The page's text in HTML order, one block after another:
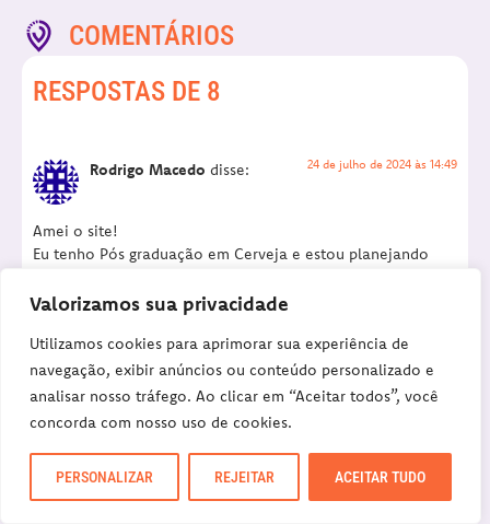
Valorizamos sua privacidade
Utilizamos cookies para aprimorar sua experiência de
navegação, exibir anúncios ou conteúdo personalizado e
analisar nosso tráfego. Ao clicar em “Aceitar todos”, você
concorda com nosso uso de cookies.
PERSONALIZAR REJEITAR ACEITAR TUDO
COMENTÁRIOS
RESPOSTAS DE 8
Rodrigo Macedo disse: 24 de julho de 2024 às 14:49
Amei o site!
Eu tenho Pós graduação em Cerveja e estou planejando
para beber em Bruxelas este site foi um dos primeiros que
as dicas de lugares para ir, especialmente voltado para os
lugares que não são de cerveja, já que montei
primeiramente as cidades que devo ir, voltadas para a
cerveja e preciso agora montar o roteiro nestas cidades e
E claro, os 4 lugares sugeridos entraram com toda certeza
no meu roteiro.